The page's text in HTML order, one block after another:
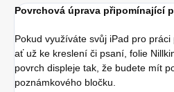
Povrchová úprava připomínající
Pokud využíváte svůj iPad pro
ať už ke kreslení či psaní, folie
povrch displeje tak, že budete mít
poznámkového bločku.